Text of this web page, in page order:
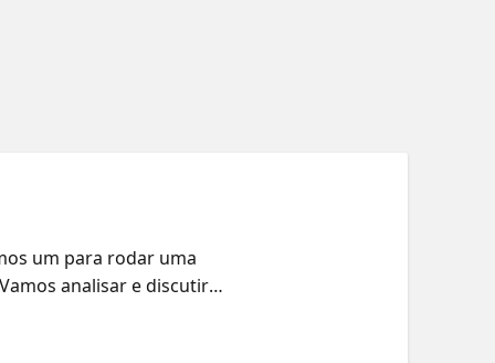
um para rodar uma
analisar e discutir
Manifesto Ágil focada em
para manter a